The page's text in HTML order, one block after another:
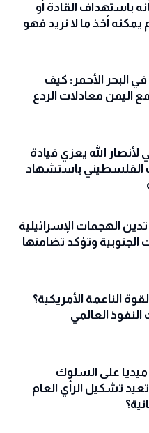
باستهداف القادة أو
يمكنه أخذ ما لا نريد فهو
البحر الأحمر: كيف
اليمن معادلات الردع
الله يعزي قيادة
باستشهاد
تدين الهجمات الإسرائيلية
الجنوبية وتؤكد تضامنها
الناعمة الأمريكية؟
العالمي
على السلوك
تشكيل الرأي العام